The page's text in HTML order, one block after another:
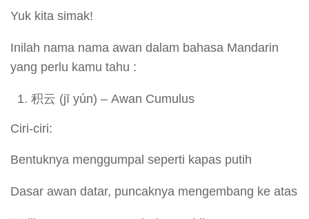
Yuk kita simak!
Inilah nama nama awan dalam bahasa Mandarin
yang perlu kamu tahu :
积云 (jī yún) – Awan Cumulus
Ciri-ciri:
Bentuknya menggumpal seperti kapas putih
Dasar awan datar, puncaknya mengembang ke atas